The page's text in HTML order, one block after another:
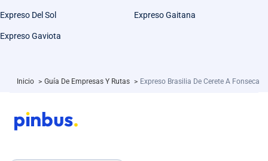
Expreso Del Sol Expreso Gaitana
Expreso Gaviota
Inicio > Guía De Empresas Y Rutas > Expreso Brasilia De Cerete A Fonseca